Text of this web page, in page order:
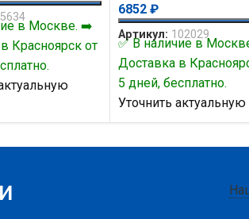
в Москве. ➡️
Красноярск от
6852 ₽
Артикул: 102029
✅ В наличие в
Доставка в
5 дней, бесплатно.
Уточнить актуальную
цену и наличие